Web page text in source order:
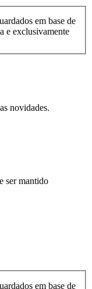
em base de
e exclusivamente
novidades.
ser mantido
em base de